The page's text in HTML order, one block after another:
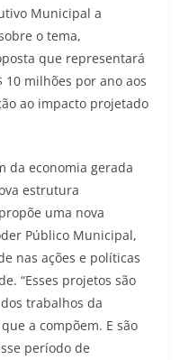
Municipal a
o tema,
que representará
10 milhões por ano aos
ao impacto projetado
da economia gerada
estrutura
uma nova
Público Municipal,
nas ações e políticas
“Esses projetos são
trabalhos da
a compõem. E são
período de